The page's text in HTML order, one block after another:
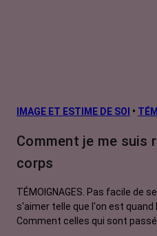
IMAGE ET ESTIME DE SOI •
Comment je me suis
corps
TÉMOIGNAGES. Pas facile de
s'aimer telle que l'on est quand
Comment celles qui sont